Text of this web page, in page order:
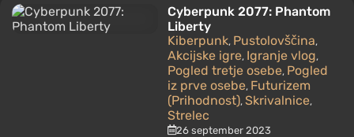
Cyberpunk 2077: Phantom
Liberty
Kiberpunk, Pustolovščina,
Akcijske igre, Igranje vlog,
Pogled tretje osebe, Pogled
iz prve osebe, Futurizem
(Prihodnost), Skrivalnice,
Strelec
26 september 2023